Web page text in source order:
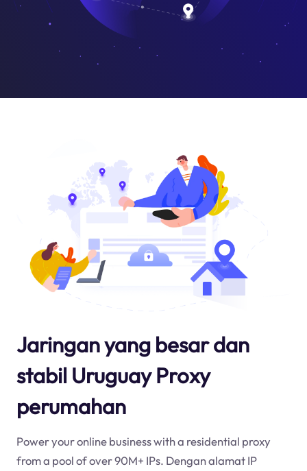
Jaringan yang besar dan
stabil Uruguay Proxy
perumahan
Power your online business with a residential proxy
from a pool of over 90M+ IPs. Dengan alamat IP